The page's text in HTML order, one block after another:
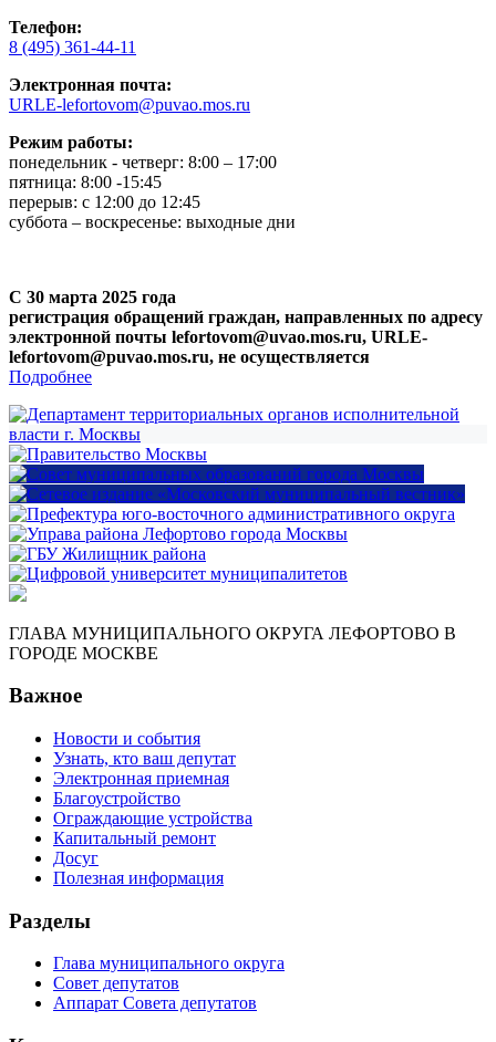
Телефон:
8 (495) 361-44-11
Электронная почта:
URLE-lefortovom@puvao.mos.ru
Режим работы:
понедельник - четверг: 8:00 – 17:00
пятница: 8:00 -15:45
перерыв: с 12:00 до 12:45
суббота – воскресенье: выходные дни
С 30 марта 2025 года
регистрация обращений граждан, направленных по адресу
электронной почты lefortovom@uvao.mos.ru, URLE-
lefortovom@puvao.mos.ru, не осуществляется
Подробнее
ГЛАВА МУНИЦИПАЛЬНОГО ОКРУГА ЛЕФОРТОВО В
ГОРОДЕ МОСКВЕ
Важное
Новости и события
Узнать, кто ваш депутат
Электронная приемная
Благоустройство
Ограждающие устройства
Капитальный ремонт
Досуг
Полезная информация
Разделы
Глава муниципального округа
Совет депутатов
Аппарат Совета депутатов